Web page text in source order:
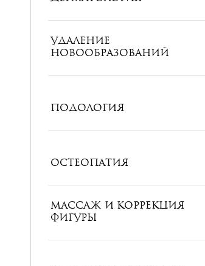
УДАЛЕНИЕ
НОВООБРАЗОВАНИЙ
ПОДОЛОГИЯ
ОСТЕОПАТИЯ
МАССАЖ И КОРРЕКЦИЯ
ФИГУРЫ